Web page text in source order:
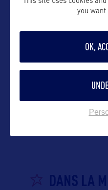
DANS LA
you want
OK,